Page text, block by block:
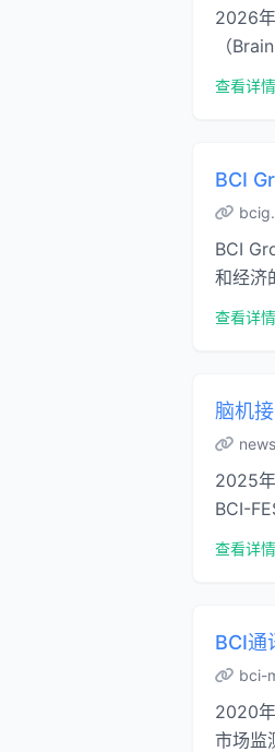
2026
（
查看详情
BCI
BCI
和经济
查看详情
脑机
2025
BCI-
查看详情
BCI
bci-
2020
市场监